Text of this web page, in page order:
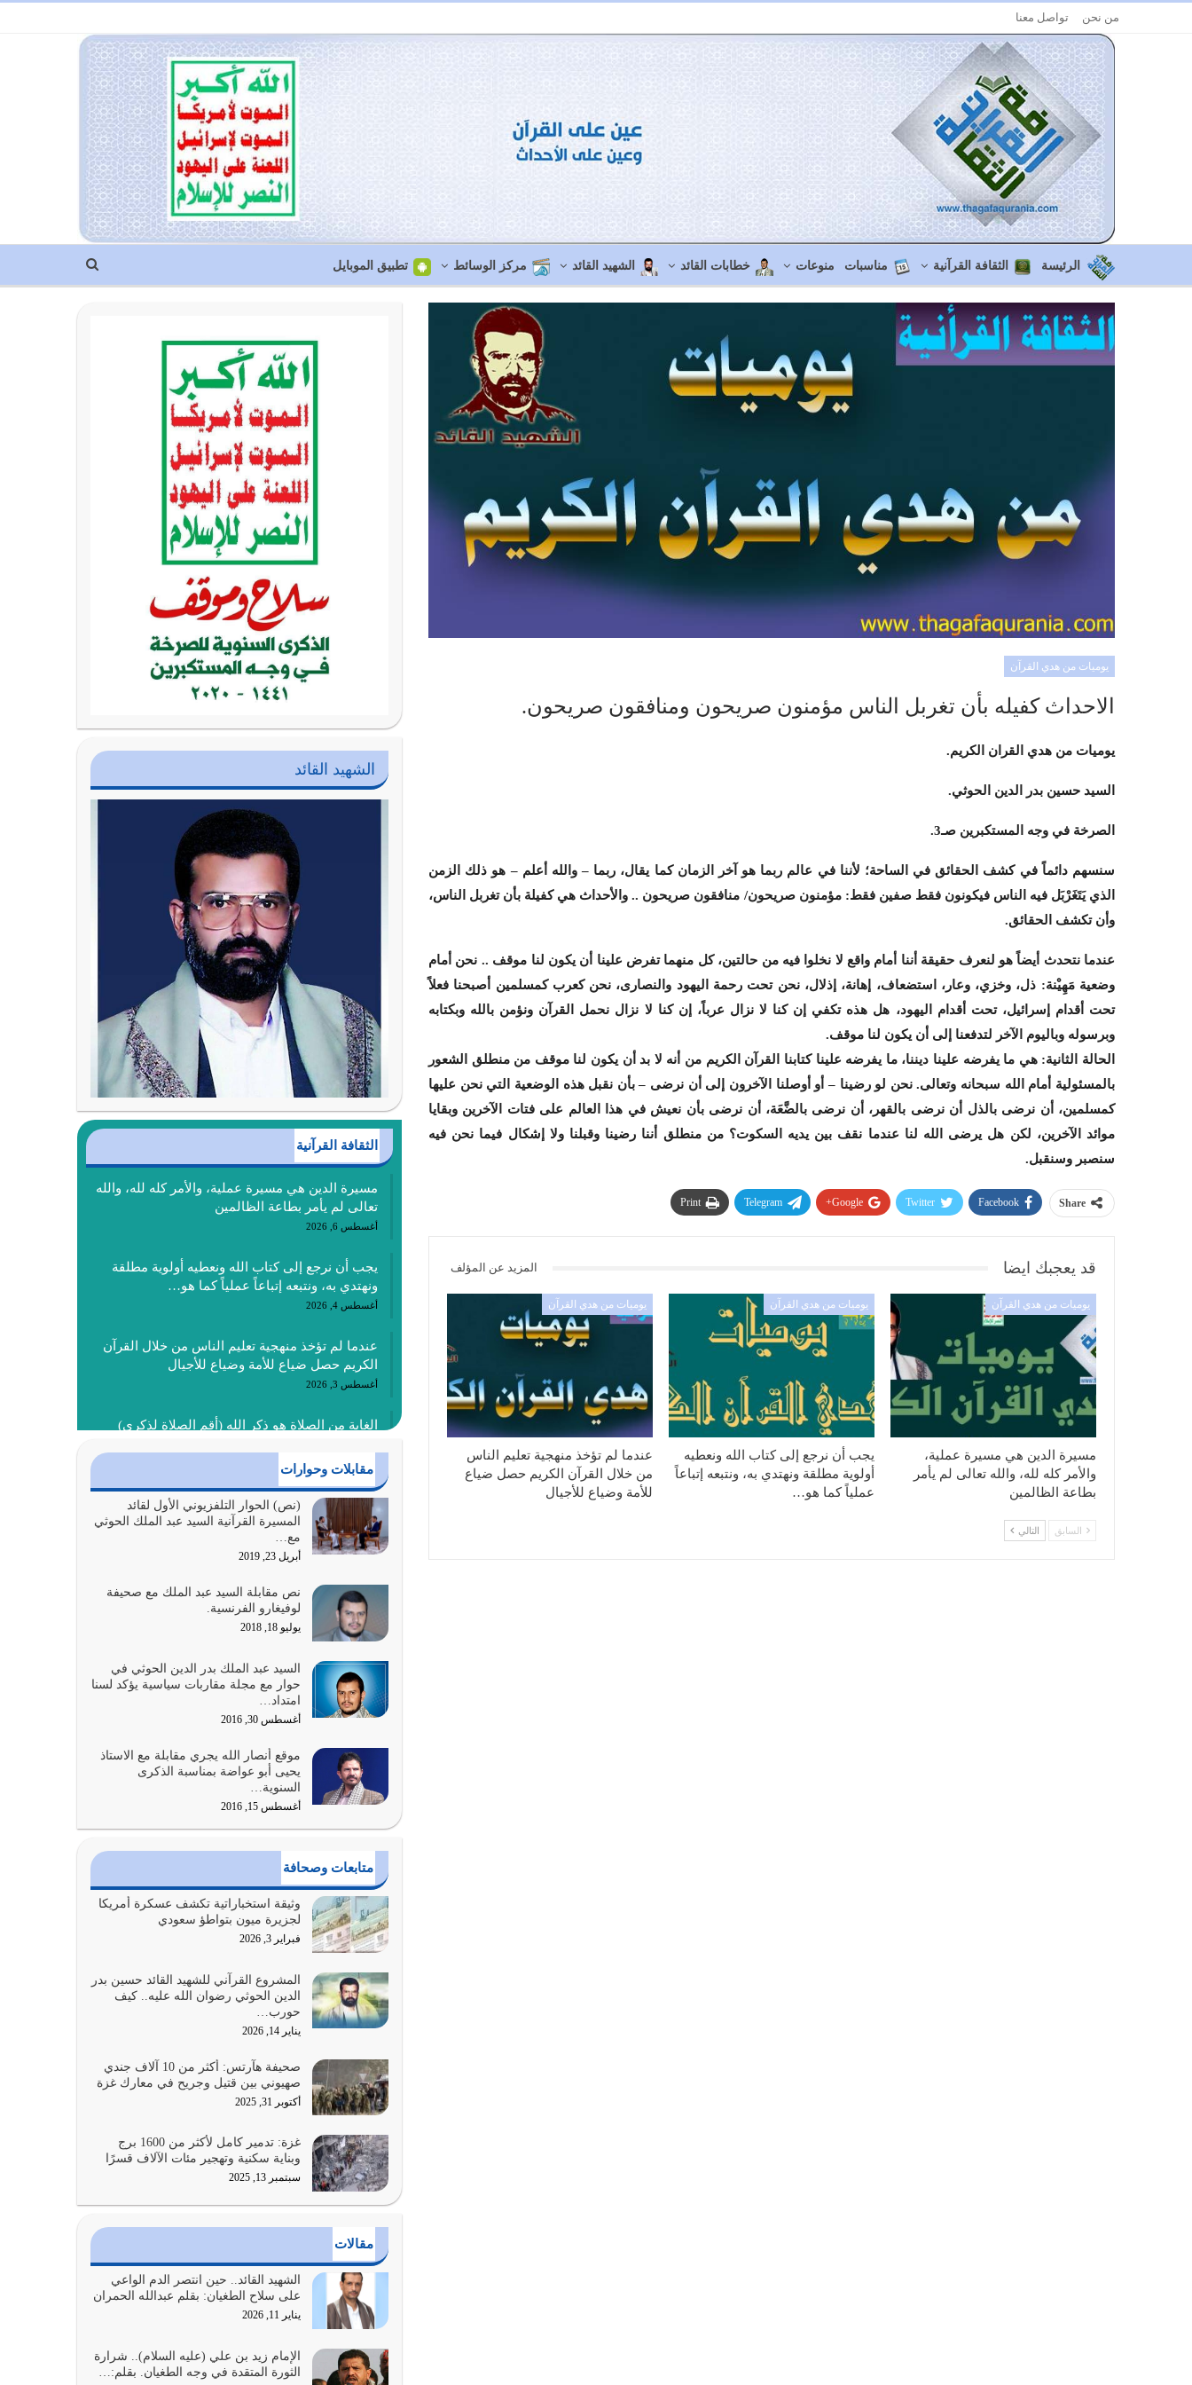
من نحن تواصل معنا
الرئيسة الثقافة القرآنية مناسبات منوعات خطابات القائد الشهيد القائد مركز الوسائط تطبيق الموبايل
يوميات من هدي القرآن
الاحداث كفيله بأن تغربل الناس مؤمنون صريحون ومنافقون صريحون.
يوميات من هدي القران الكريم.
السيد حسين بدر الدين الحوثي.
الصرخة في وجه المستكبرين صـ3.
سنسهم دائماً في كشف الحقائق في الساحة؛ لأننا في عالم ربما هو آخر الزمان كما يقال، ربما – والله أعلم – هو ذلك الزمن
الذي يَتَغَرْبَل فيه الناس فيكونون فقط صفين فقط: مؤمنون صريحون/ منافقون صريحون .. والأحداث هي كفيلة بأن تغربل الناس،
وأن تكشف الحقائق.
عندما نتحدث أيضاً هو لنعرف حقيقة أننا أمام واقع لا نخلوا فيه من حالتين، كل منهما تفرض علينا أن يكون لنا موقف .. نحن أمام
وضعية مَهِيْنة: ذل، وخزي، وعار، استضعاف، إهانة، إذلال، نحن تحت رحمة اليهود والنصارى، نحن كعرب كمسلمين أصبحنا فعلاً
تحت أقدام إسرائيل، تحت أقدام اليهود، هل هذه تكفي إن كنا لا نزال عرباً، إن كنا لا نزال نحمل القرآن ونؤمن بالله وبكتابه
وبرسوله وباليوم الآخر لتدفعنا إلى أن يكون لنا موقف.
الحالة الثانية: هي ما يفرضه علينا ديننا، ما يفرضه علينا كتابنا القرآن الكريم من أنه لا بد أن يكون لنا موقف من منطلق الشعور
بالمسئولية أمام الله سبحانه وتعالى. نحن لو رضينا – أو أوصلنا الآخرون إلى أن نرضى – بأن نقبل هذه الوضعية التي نحن عليها
كمسلمين، أن نرضى بالذل أن نرضى بالقهر، أن نرضى بالضَّعَة، أن نرضى بأن نعيش في هذا العالم على فتات الآخرين وبقايا
موائد الآخرين، لكن هل يرضى الله لنا عندما نقف بين يديه السكوت؟ من منطلق أننا رضينا وقبلنا ولا إشكال فيما نحن فيه
سنصبر وسنقبل.
Share
Facebook
Twitter
Google+
Telegram
Print
قد يعجبك ايضا المزيد عن المؤلف
يوميات من هدي القرآن
مسيرة الدين هي مسيرة عملية،
والأمر كله لله، والله تعالى لم يأمر
بطاعة الظالمين
يوميات من هدي القرآن
يجب أن نرجع إلى كتاب الله ونعطيه
أولوية مطلقة ونهتدي به، ونتبعه إتباعاً
عملياً كما هو…
يوميات من هدي القرآن
عندما لم تؤخذ منهجية تعليم الناس
من خلال القرآن الكريم حصل ضياع
للأمة وضياع للأجيال
السابق التالي
الشهيد القائد
الثقافة القرآنية
مسيرة الدين هي مسيرة عملية، والأمر كله لله، والله
تعالى لم يأمر بطاعة الظالمين
أغسطس 6, 2026
يجب أن نرجع إلى كتاب الله ونعطيه أولوية مطلقة
ونهتدي به، ونتبعه إتباعاً عملياً كما هو…
أغسطس 4, 2026
عندما لم تؤخذ منهجية تعليم الناس من خلال القرآن
الكريم حصل ضياع للأمة وضياع للأجيال
أغسطس 3, 2026
الغاية من الصلاة هو ذكر الله (أقم الصلاة لذكري)
أغسطس 2, 2026
السبب الرئيسي لشقاء الأمة الابتعاد عن كتاب الله
والتعدي لحدود الله بالإضافات للدين
أغسطس 1, 2026
أبرز أسباب الشقاء هو الإعراض عن ذكر الله وعن هدى
الله المتمثل في القرآن الكريم
يوليو 31, 2026
أولياء الشيطان كلما كانوا أكثر ولاءً وطاعة للشيطان
كلما كانوا أكثر ضعفاً
يوليو 30, 2026
والرزق والاستبشار والنجاة والخلود في…
يوليو 29, 2026
هل نحن من الصالحين؟ قيِّم نفسك هنا اترك القرآن
على أصله وأعرض نفسك، وأعرض ما لديك على…
يوليو 27, 2026
عندما يكون عدوك هو عدو الله معناه أن تكون نقاط
الضعف فيه كثيرة وسينصرك الله عليه إذا…
يوليو 26, 2026
أراد الله لهذه الأمة ان تكون خير امة أخرجت للناس
بالنهوض بالأمر بالمعروف والنهي عن…
يوليو 25, 2026
الدين الذي شرعه الله لا يجوز أن يخضع لآرائنا وأهوائنا
واجتهاداتنا لأننا سنختلف ونتفرق
يوليو 24, 2026
يجب أن نعود جميعاً الى القرآن وعندنا أخطاء جميعاً
لنعتصم بحبل الله جميعاً وليس كل…
يوليو 22, 2026
المُلك كله لله تعالى يؤتيه من يشاء وينزعه ممن يشاء
مقابلات وحوارات
(نص) الحوار التلفزيوني الأول لقائد
المسيرة القرآنية السيد عبد الملك الحوثي
مع…
أبريل 23, 2019
نص مقابلة السيد عبد الملك مع صحيفة
لوفيغارو الفرنسية.
يوليو 18, 2018
السيد عبد الملك بدر الدين الحوثي في
حوار مع مجلة مقاربات سياسية يؤكد لسنا
امتداد…
أغسطس 30, 2016
موقع أنصار الله يجري مقابلة مع الاستاذ
يحيى أبو عواضة بمناسبة الذكرى
السنوية…
أغسطس 15, 2016
متابعات وصحافة
وثيقة استخباراتية تكشف عسكرة أمريكا
لجزيرة ميون بتواطؤ سعودي
فبراير 3, 2026
المشروع القرآني للشهيد القائد حسين بدر
الدين الحوثي رضوان الله عليه.. كيف
حورب…
يناير 14, 2026
صحيفة هآرتس: أكثر من 10 آلاف جندي
صهيوني بين قتيل وجريح في معارك غزة
أكتوبر 31, 2025
غزة: تدمير كامل لأكثر من 1600 برج
وبناية سكنية وتهجير مئات الآلاف قسرًا
سبتمبر 13, 2025
مقالات
الشهيد القائد.. حين انتصر الدم الواعي
على سلاح الطغيان: بقلم عبدالله الحمران
يناير 11, 2026
الإمام زيد بن علي (عليه السلام).. شرارة
الثورة المتقدة في وجه الطغيان. بقلم:…